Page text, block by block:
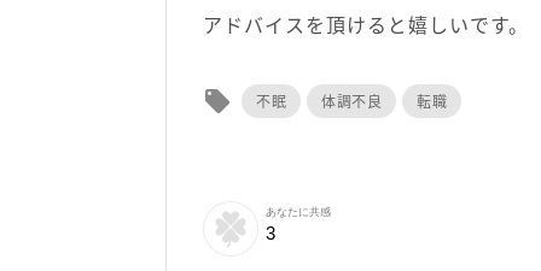
アドバイスを頂けると嬉しいです。
local_offer 不眠 体調不良 転職
あなたに共感
3